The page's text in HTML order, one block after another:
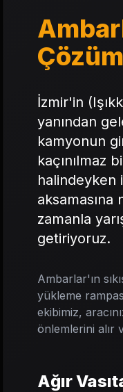
Çözüm
İzmir'in
yanından
kamyonun
kaçınılmaz
halindeyken
aksamasına
zamanla
getiriyoruz.
Ambarlar'ın
yükleme
ekibimiz,
önlemlerini alır
Ağır